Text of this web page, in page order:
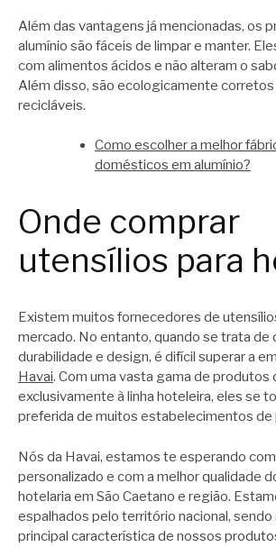
Além das vantagens já mencionadas, os
alumínio são fáceis de limpar e manter.
com alimentos ácidos e não alteram o
Além disso, são ecologicamente
recicláveis.
Como escolher a melhor
domésticos em alumínio?
Onde comprar
utensílios para
Existem muitos fornecedores de
mercado. No entanto, quando se trata de
durabilidade e design, é difícil superar a
Havai. Com uma vasta gama de produtos
exclusivamente à linha hoteleira, eles se
preferida de muitos estabelecimentos de
Nós da Havai, estamos te esperando
personalizado e com a melhor qualidade
hotelaria em São Caetano e região.
espalhados pelo território nacional, sendo
principal característica de nossos